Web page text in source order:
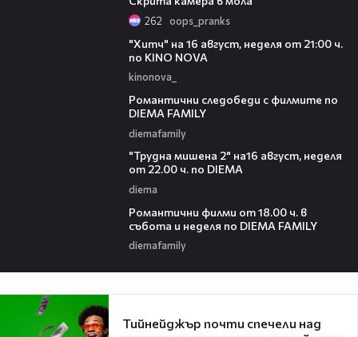
262 oops_pranks
"Хитч" на 16 август, неделя от 21:00 ч.
по KINO NOVA
kinonova_
Романтични следобеди с филмите по
DIEMA FAMILY
diemafamily
"Трудна мишена 2" на16 август, неделя
от 22.00 ч. по DIEMA
diema
Романтични филми от 18.00 ч. в
събота и неделя по DIEMA FAMILY
diemafamily
Тийнейджър почти спечели над